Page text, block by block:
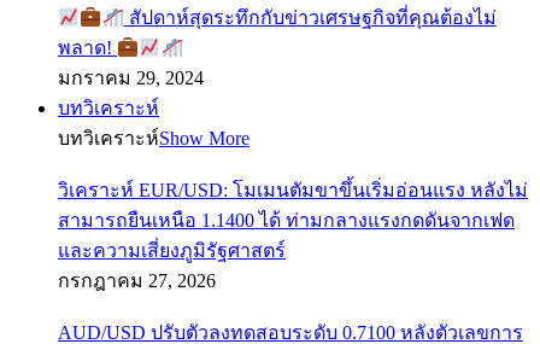
สัปดาห์สุดระทึกกับข่าวเศรษฐกิจที่คุณต้องไม่
พลาด!
มกราคม 29, 2024
บทวิเคราะห์
บทวิเคราะห์Show More
วิเคราะห์ EUR/USD: โมเมนตัมขาขึ้นเริ่มอ่อนแรง หลังไม่
สามารถยืนเหนือ 1.1400 ได้ ท่ามกลางแรงกดดันจากเฟด
และความเสี่ยงภูมิรัฐศาสตร์
กรกฎาคม 27, 2026
AUD/USD ปรับตัวลงทดสอบระดับ 0.7100 หลังตัวเลขการ